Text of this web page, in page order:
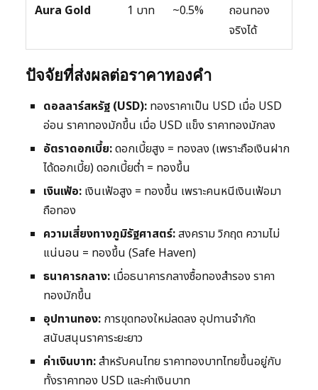
Aura Gold 1 บาท ~0.5%
ถอนทอง
จริงได้
ปัจจัยที่ส่งผลต่อราคาทองคำ
ดอลลาร์สหรัฐ (USD): ทองราคาเป็น USD เมื่อ USD
อ่อน ราคาทองมักขึ้น เมื่อ USD แข็ง ราคาทองมักลง
อัตราดอกเบี้ย:ดอกเบี้ยสูง = ทองลง (เพราะถือเงินฝาก
ได้ดอกเบี้ย) ดอกเบี้ยต่ำ = ทองขึ้น
เงินเฟ้อ: เงินเฟ้อสูง = ทองขึ้น เพราะคนหนีเงินเฟ้อมา
ถือทอง
ความเสี่ยงทางภูมิรัฐศาสตร์:สงคราม วิกฤต ความไม่
แน่นอน = ทองขึ้น (Safe Haven)
ธนาคารกลาง: เมื่อธนาคารกลางซื้อทองสำรอง ราคา
ทองมักขึ้น
อุปทานทอง: การขุดทองใหม่ลดลง อุปทานจำกัด
สนับสนุนราคาระยะยาว
ค่าเงินบาท:สำหรับคนไทย ราคาทองบาทไทยขึ้นอยู่กับ
ทั้งราคาทอง USD และค่าเงินบาท